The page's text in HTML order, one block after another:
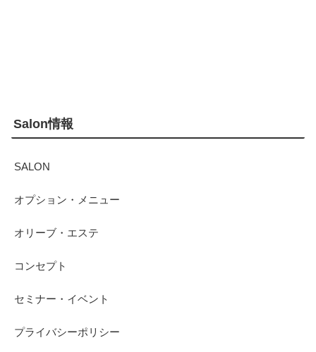
Salon情報
SALON
オプション・メニュー
オリーブ・エステ
コンセプト
セミナー・イベント
プライバシーポリシー